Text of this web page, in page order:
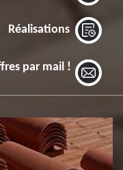
Réalisations
par mail !